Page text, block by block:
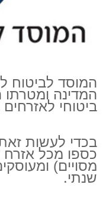
המוסד לביטוח
המדינה
ביטוחי
בכדי לעשות
כספו מכל אזרח
מסויים)
שנתי.